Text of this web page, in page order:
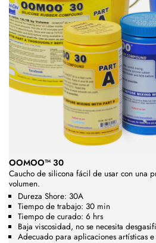
OOMOO™ 30
Caucho de silicona fácil de usar con una
volumen.
Dureza Shore: 30A
Tiempo de trabajo: 30 min
Tiempo de curado: 6 hrs
Baja viscosidad, no se necesita
Adecuado para aplicaciones artísticas